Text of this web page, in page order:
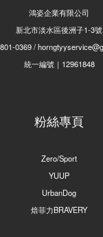
鴻姿企業有限公司
新北市淡水區後洲子1-3號
0369 /
統一編號｜12961848
粉絲專頁
Zero/Sport
YUUP
UrbanDog
焙菲力BRAVERY